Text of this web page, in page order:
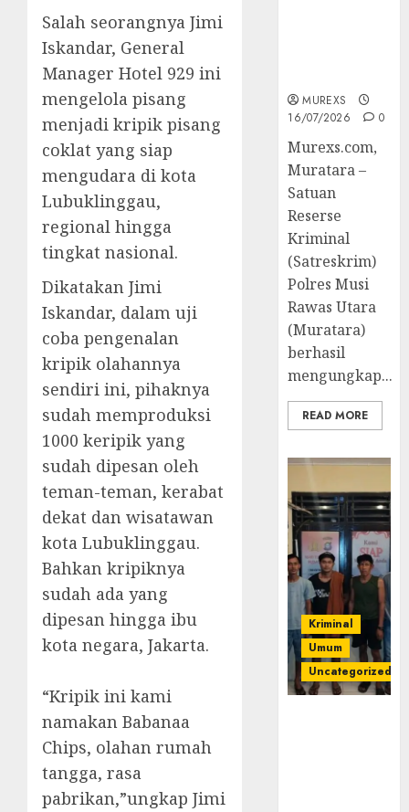
Salah seorangnya Jimi
Iskandar, General
Manager Hotel 929 ini
mengelola pisang
menjadi kripik pisang
coklat yang siap
mengudara di kota
Lubuklinggau,
regional hingga
tingkat nasional.
Dikatakan Jimi
Iskandar, dalam uji
coba pengenalan
kripik olahannya
sendiri ini, pihaknya
sudah memproduksi
1000 keripik yang
sudah dipesan oleh
teman-teman, kerabat
dekat dan wisatawan
kota Lubuklinggau.
Bahkan kripiknya
sudah ada yang
dipesan hingga ibu
kota negara, Jakarta.
“Kripik ini kami
namakan Babanaa
Chips, olahan rumah
tangga, rasa
pabrikan,”ungkap Jimi
MUREXS
16/07/2026
0
Murexs.com,
Muratara –
Satuan
Reserse
Kriminal
(Satreskrim)
Polres Musi
Rawas Utara
(Muratara)
berhasil
mengungkap...
READ MORE
Kriminal
Umum
Uncategorized